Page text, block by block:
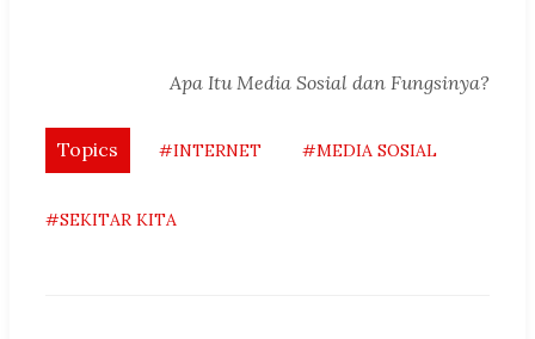
Apa Itu Media Sosial dan Fungsinya?
Topics #INTERNET #MEDIA SOSIAL
#SEKITAR KITA